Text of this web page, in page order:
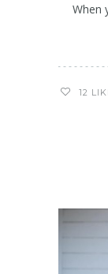
When
12